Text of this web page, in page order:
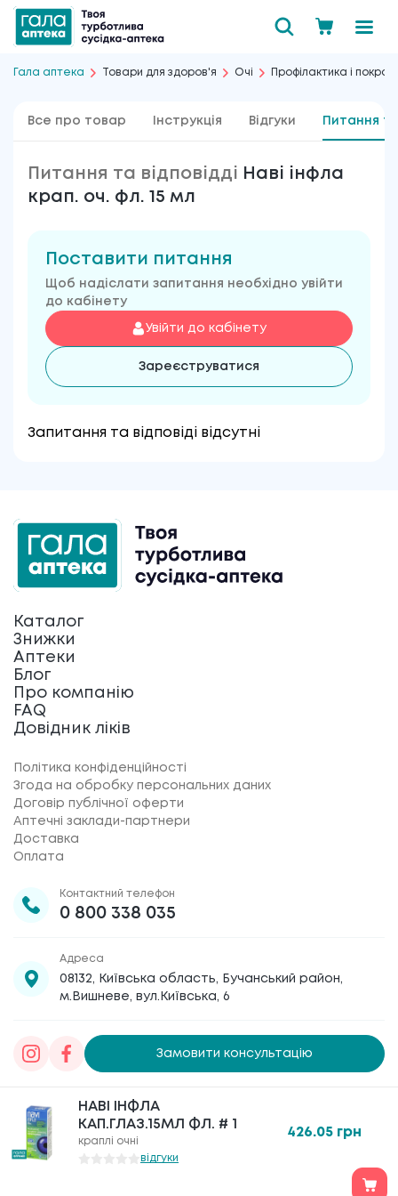
Гала аптека Товари для здоров'я Очі Профілактика і
Все про товар Інструкція Відгуки Питання та
Питання та відповідді Наві інфла
крап. оч. фл. 15 мл
Поставити питання
Щоб надіслати запитання необхідно увійти
до кабінету
Увійти до кабінету
Зареєструватися
Запитання та відповіді відсутні
НАВІ ІНФЛА
КАП.ГЛАЗ.15МЛ ФЛ. # 1
краплі очні
відгуки
426.05 грн
НАВІ ІНФЛА
КАП.ГЛАЗ.15МЛ ФЛ. # 1
краплі очні
відгуки
426.05 грн
Каталог
Знижки
Аптеки
Блог
Про компанію
FAQ
Довідник ліків
Політика конфіденційності
Згода на обробку персональних даних
Договір публічної оферти
Аптечні заклади-партнери
Доставка
Оплата
Контактний телефон
0 800 338 035
Адреса
08132, Київська область, Бучанський район,
м.Вишневе, вул.Київська, 6
Замовити консультацію
Товариство з обмеженою відповідальністю
«Галафарм» , код ЄДРПОУ 30886474 © 2020-2026